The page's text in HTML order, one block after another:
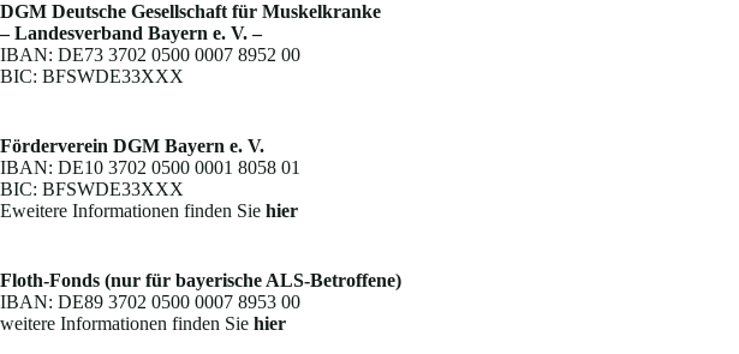
DGM Deutsche Gesellschaft für Muskelkranke
– Landesverband Bayern e. V. –
IBAN: DE73 3702 0500 0007 8952 00
BIC: BFSWDE33XXX
Förderverein DGM Bayern e. V.
IBAN: DE10 3702 0500 0001 8058 01
BIC: BFSWDE33XXX
Eweitere Informationen finden Sie hier
Floth-Fonds (nur für bayerische ALS-Betroffene)
IBAN: DE89 3702 0500 0007 8953 00
weitere Informationen finden Sie hier